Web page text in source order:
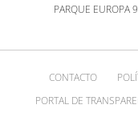
PARQUE
CONTACTO
PORTAL DE